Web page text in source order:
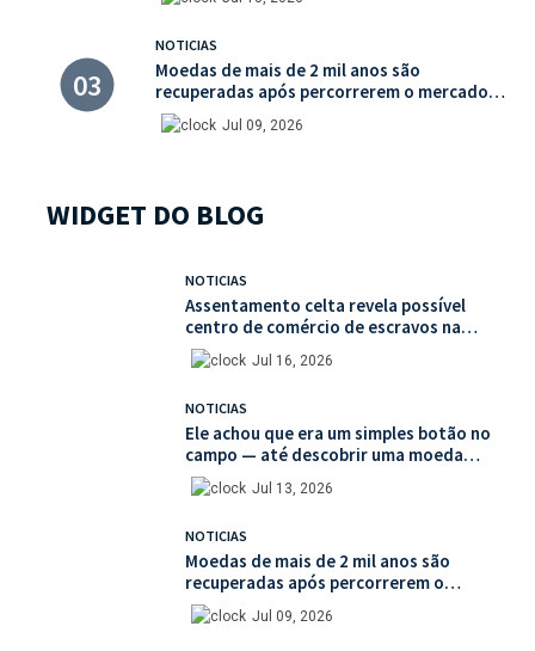
NOTICIAS
Moedas de mais de 2 mil anos são
recuperadas após percorrerem o mercado
ilegal de antiguidades
Jul 09, 2026
WIDGET DO BLOG
NOTICIAS
Assentamento celta revela possível
centro de comércio de escravos na
França
Jul 16, 2026
NOTICIAS
Ele achou que era um simples botão no
campo — até descobrir uma moeda
medieval de valor histórico incalculável
Jul 13, 2026
NOTICIAS
Moedas de mais de 2 mil anos são
recuperadas após percorrerem o
mercado ilegal de antiguidades
Jul 09, 2026